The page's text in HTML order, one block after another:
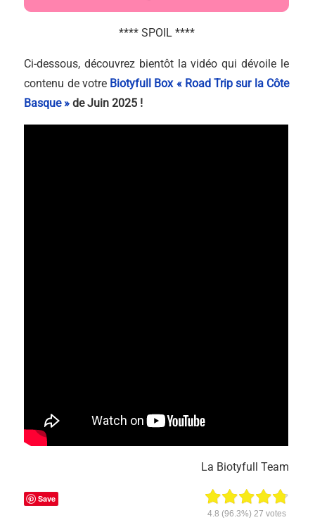
**** SPOIL ****
Ci-dessous, découvrez bientôt la vidéo qui dévoile le
contenu de votre Biotyfull Box « Road Trip sur la Côte
Basque » de Juin 2025 !
La Biotyfull Team
4.8 (96.3%) 27 votes
Save